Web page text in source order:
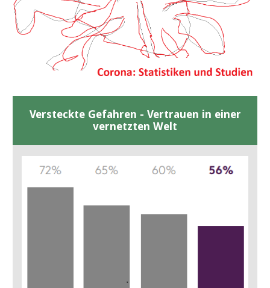
Versteckte Gefahren - Vertrauen in einer
vernetzten Welt